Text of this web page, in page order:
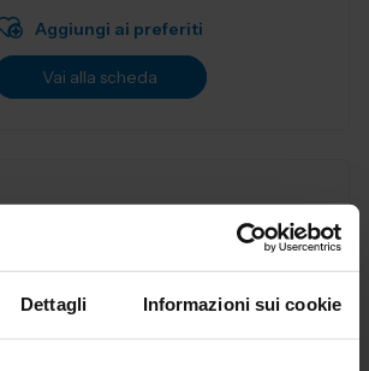
Dettagli Informazioni sui cookie
Aggiungi ai preferiti
Vai alla scheda
BERMA MACCHINE SRL